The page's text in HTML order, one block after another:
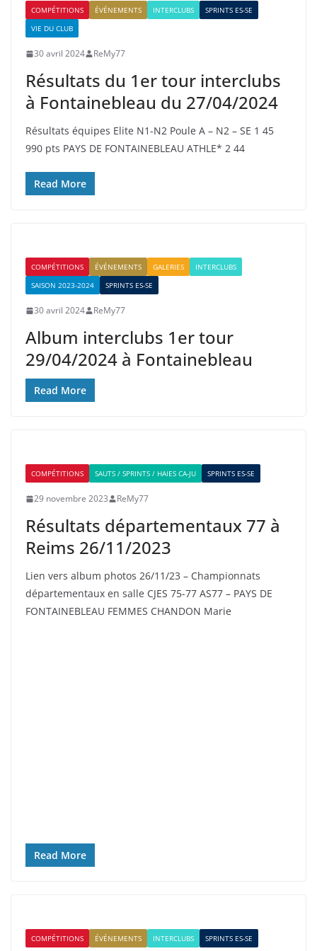
COMPÉTITIONS ÉVÉNEMENTS INTERCLUBS
SPRINTS ES-SE
VIE DU CLUB
30 avril 2024 ReMy77
Résultats du 1er tour interclubs
à Fontainebleau du 27/04/2024
Résultats équipes Elite N1-N2 Poule A – N2 – SE 1 45
990 pts PAYS DE FONTAINEBLEAU ATHLE* 2 44
Read More
COMPÉTITIONS ÉVÉNEMENTS GALERIES
INTERCLUBS
SAISON 2023-2024
SPRINTS ES-SE
30 avril 2024 ReMy77
Album interclubs 1er tour
29/04/2024 à Fontainebleau
Read More
COMPÉTITIONS SAUTS / SPRINTS / HAIES CA-JU SPRINTS ES-SE
29 novembre 2023 ReMy77
Résultats départementaux 77 à
Reims 26/11/2023
Lien vers album photos 26/11/23 – Championnats
départementaux en salle CJES 75-77 AS77 – PAYS DE
FONTAINEBLEAU FEMMES CHANDON Marie
Read More
COMPÉTITIONS ÉVÉNEMENTS INTERCLUBS SPRINTS ES-SE